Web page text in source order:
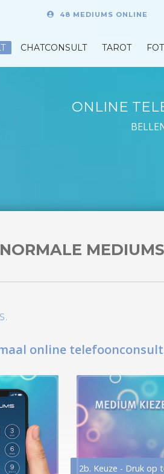
48 MEDIUMS ONLINE
CHATCONSULT TAROT
ONLINE
MEDIUMS
online
2b. Keuze - Druk op